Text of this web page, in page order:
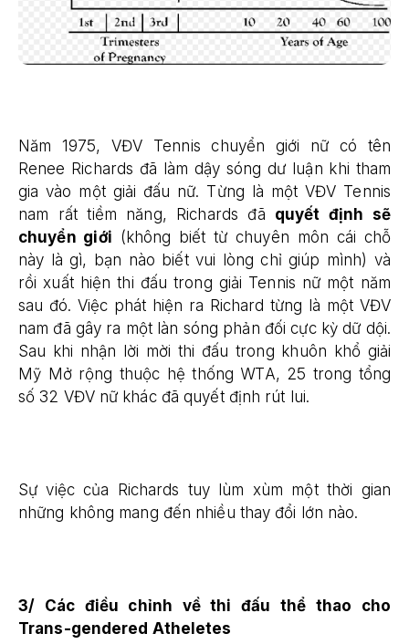
Năm 1975, VĐV Tennis chuyển giới nữ có tên
Renee Richards đã làm dậy sóng dư luận khi tham
gia vào một giải đấu nữ. Từng là một VĐV Tennis
nam rất tiềm năng, Richards đã quyết định sẽ
chuyển giới (không biết từ chuyên môn cái chỗ
này là gì, bạn nào biết vui lòng chỉ giúp mình) và
rồi xuất hiện thi đấu trong giải Tennis nữ một năm
sau đó. Việc phát hiện ra Richard từng là một VĐV
nam đã gây ra một làn sóng phản đối cực kỳ dữ dội.
Sau khi nhận lời mời thi đấu trong khuôn khổ giải
Mỹ Mở rộng thuộc hệ thống WTA, 25 trong tổng
số 32 VĐV nữ khác đã quyết định rút lui.
Sự việc của Richards tuy lùm xùm một thời gian
những không mang đến nhiều thay đổi lớn nào.
3/ Các điều chỉnh về thi đấu thể thao cho
Trans-gendered Atheletes